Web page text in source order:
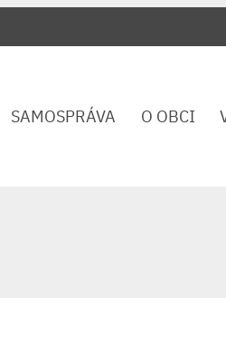
SAMOSPRÁVA O OBCI